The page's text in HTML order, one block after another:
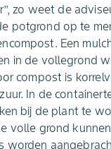
zo weet de
potgrond op te
Een
in de vollegrond
compost is
In de
bij de plant te
volle grond kunnen
worden